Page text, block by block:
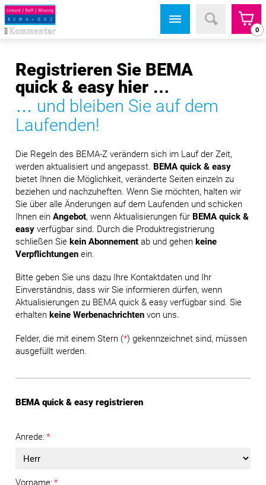
0
Registrieren Sie BEMA
quick & easy hier …
… und bleiben Sie auf dem
Laufenden!
Die Regeln des BEMA-Z verändern sich im Lauf der Zeit,
werden aktualisiert und angepasst. BEMA quick & easy
bietet Ihnen die Möglichkeit, veränderte Seiten einzeln zu
beziehen und nachzuheften. Wenn Sie möchten, halten wir
Sie über alle Änderungen auf dem Laufenden und schicken
Ihnen einAngebot, wenn Aktualisierungen für BEMA quick &
easy verfügbar sind. Durch die Produktregistrierung
schließen Siekein Abonnement ab und gehenkeine
Verpflichtungen ein.
Bitte geben Sie uns dazu Ihre Kontaktdaten und Ihr
Einverständnis, dass wir Sie informieren dürfen, wenn
Aktualisierungen zu BEMA quick & easy verfügbar sind. Sie
erhalten keine Werbenachrichten von uns.
Felder, die mit einem Stern (*) gekennzeichnet sind, müssen
ausgefüllt werden.
BEMA quick & easy registrieren
Anrede: *
Vorname: *